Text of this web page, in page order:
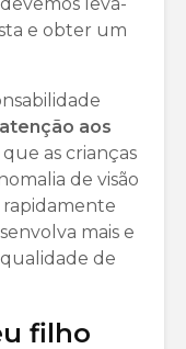
e obter um
aos
que as crianças
de visão
rapidamente
mais e
de
filho